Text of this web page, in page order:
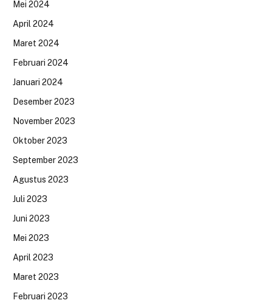
Mei 2024
April 2024
Maret 2024
Februari 2024
Januari 2024
Desember 2023
November 2023
Oktober 2023
September 2023
Agustus 2023
Juli 2023
Juni 2023
Mei 2023
April 2023
Maret 2023
Februari 2023